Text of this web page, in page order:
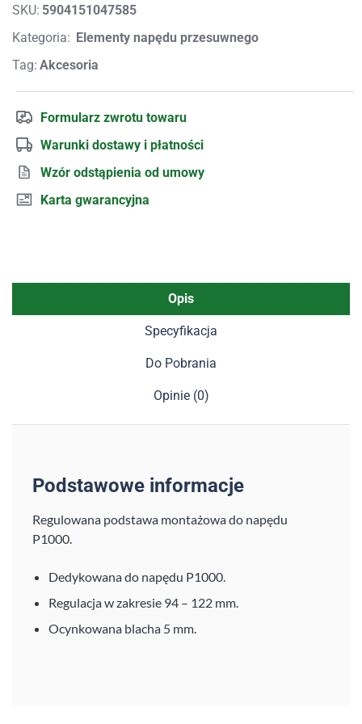
SKU: 5904151047585
Kategoria: Elementy napędu przesuwnego
Tag: Akcesoria
Formularz zwrotu towaru
Warunki dostawy i płatności
Wzór odstąpienia od umowy
Karta gwarancyjna
Opis
Specyfikacja
Do Pobrania
Opinie (0)
Podstawowe informacje
Regulowana podstawa montażowa do napędu
P1000.
Dedykowana do napędu P1000.
Regulacja w zakresie 94 – 122 mm.
Ocynkowana blacha 5 mm.